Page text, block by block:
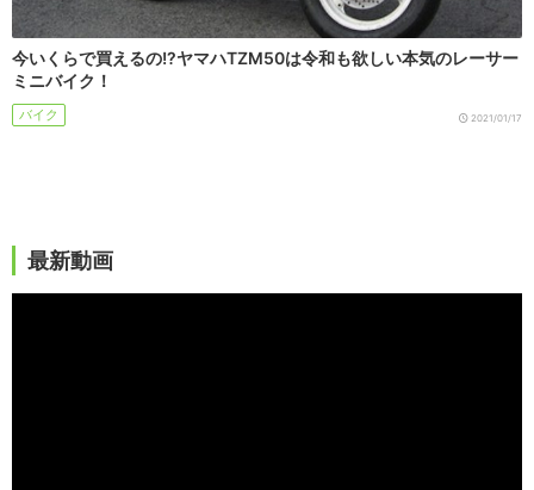
今いくらで買えるの!?ヤマハTZM50は令和も欲しい本気のレーサー
ミニバイク！
バイク 2021/01/17
最新動画